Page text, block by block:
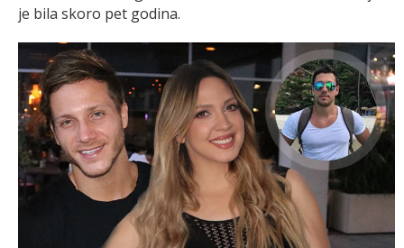
je bila skoro pet godina.